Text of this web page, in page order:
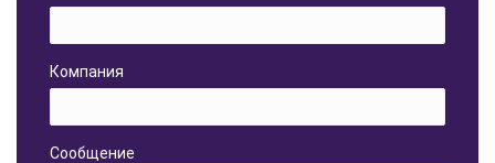
Компания
Сообщение